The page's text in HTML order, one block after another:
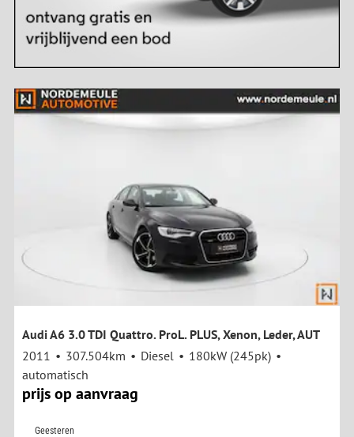
Audi A6 3.0 TDI Quattro. ProL. PLUS, Xenon, Leder, AUT
2011
307.504km Diesel
180kW (245pk)
automatisch
prijs op aanvraag
Geesteren